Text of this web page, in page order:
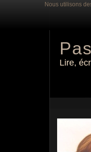
Nous utilisons
Lire,